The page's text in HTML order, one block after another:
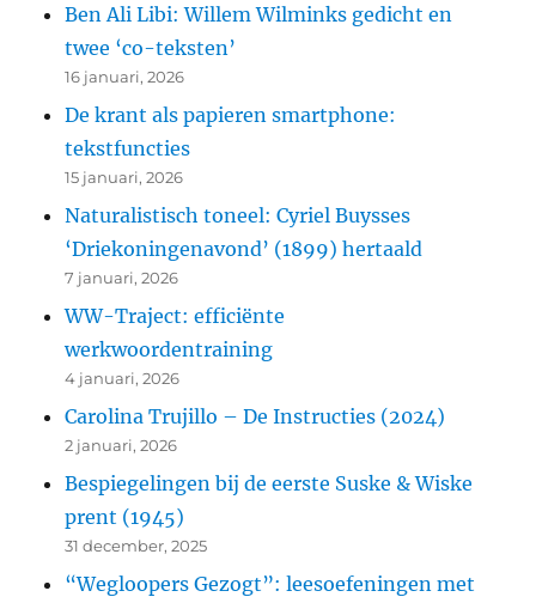
Ben Ali Libi: Willem Wilminks gedicht en
twee ‘co-teksten’
16 januari, 2026
De krant als papieren smartphone:
tekstfuncties
15 januari, 2026
Naturalistisch toneel: Cyriel Buysses
‘Driekoningenavond’ (1899) hertaald
7 januari, 2026
WW-Traject: efficiënte
werkwoordentraining
4 januari, 2026
Carolina Trujillo – De Instructies (2024)
2 januari, 2026
Bespiegelingen bij de eerste Suske & Wiske
prent (1945)
31 december, 2025
“Wegloopers Gezogt”: leesoefeningen met